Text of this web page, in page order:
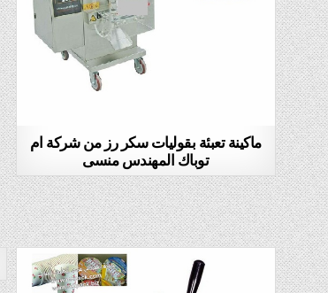
ماكينة تعبئة بقوليات سكر رز من شركة ام
توباك المهندس منسى